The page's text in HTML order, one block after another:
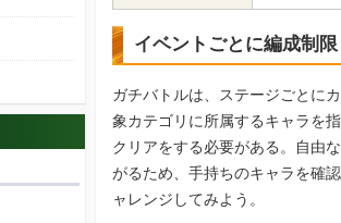
イベントごとに編成制
ガチバトルは、ステージごとに
象カテゴリに所属するキャラを
クリアをする必要がある。自由
がるため、手持ちのキャラを確
ャレンジしてみよう。